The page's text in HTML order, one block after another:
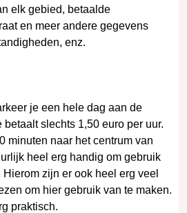
elk gebied, betaalde
en meer andere gegevens
enz.
je een hele dag aan de
slechts 1,50 euro per uur.
minuten naar het centrum van
heel erg handig om gebruik
zijn er ook heel erg veel
om hier gebruik van te maken.
praktisch.